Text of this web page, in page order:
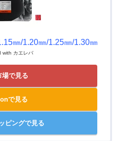
㎜/1.20㎜/1.25㎜/1.30㎜
with カエレバ
場で見る
で見る
ピングで見る